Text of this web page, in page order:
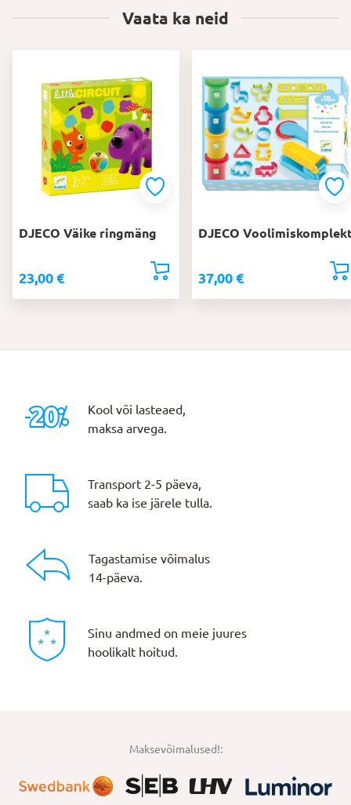
Vaata ka neid
DJECO Väike ringmäng
23,00 €
DJECO
37,00 €
Kool või lasteaed,
maksa arvega.
Transport 2-5 päeva,
saab ka ise järele tulla.
Tagastamise võimalus
14-päeva.
Sinu andmed on meie juures
hoolikalt hoitud.
Maksevõimalused!: